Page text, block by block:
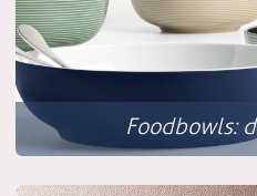
Foodbowls: